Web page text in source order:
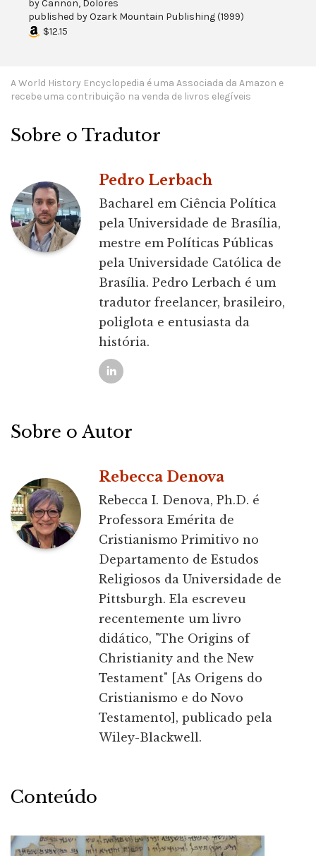
byCannon, Dolores
published byOzark Mountain Publishing(1999)
$12.15
A World History Encyclopedia é uma Associada da Amazon e
recebe uma contribuição na venda de livros elegíveis
Sobre o Tradutor
Pedro Lerbach
Bacharel em Ciência Política
pela Universidade de Brasília,
mestre em Políticas Públicas
pela Universidade Católica de
Brasília. Pedro Lerbach é um
tradutor freelancer, brasileiro,
poliglota e entusiasta da
história.
Sobre o Autor
Rebecca Denova
Rebecca I. Denova, Ph.D. é
Professora Emérita de
Cristianismo Primitivo no
Departamento de Estudos
Religiosos da Universidade de
Pittsburgh. Ela escreveu
recentemente um livro
didático, "The Origins of
Christianity and the New
Testament" [As Origens do
Cristianismo e do Novo
Testamento], publicado pela
Wiley-Blackwell.
Conteúdo